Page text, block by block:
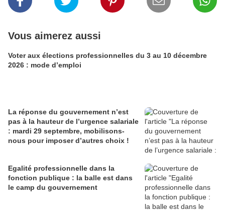
Vous aimerez aussi
Voter aux élections professionnelles du 3 au 10 décembre
2026 : mode d’emploi
La réponse du gouvernement n’est
pas à la hauteur de l’urgence salariale
: mardi 29 septembre, mobilisons-
nous pour imposer d’autres choix !
Egalité professionnelle dans la
fonction publique : la balle est dans
le camp du gouvernement